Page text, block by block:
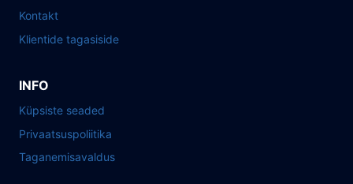
Kontakt
Klientide tagasiside
INFO
Küpsiste seaded
Privaatsuspoliitika
Taganemisavaldus